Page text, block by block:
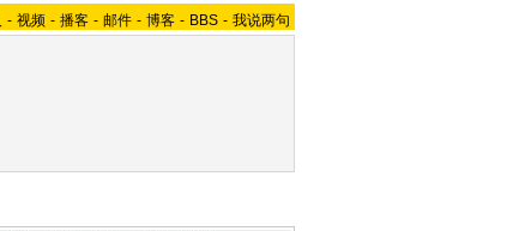
- 视频 - 播客 - 邮件 - 博客 - BBS - 我说两句